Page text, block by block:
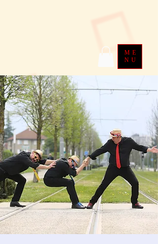
ME
NU